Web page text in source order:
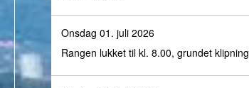
Onsdag 01. juli 2026
Rangen lukket til kl. 8.00, grundet klipning